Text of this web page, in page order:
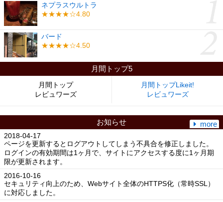
ネプラスウルトラ
★★★★☆4.80
バード
★★★★☆4.50
月間トップ5
月間トップ
レビュワーズ
月間トップLikeit!
レビュワーズ
お知らせ
2018-04-17
ページを更新するとログアウトしてしまう不具合を修正しました。
ログインの有効期間は1ヶ月で、サイトにアクセスする度に1ヶ月期
限が更新されます。
2016-10-16
セキュリティ向上のため、Webサイト全体のHTTPS化（常時SSL）
に対応しました。
more